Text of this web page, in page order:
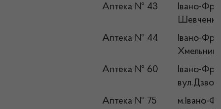
Аптека № 43
Івано-
Аптека № 44
Івано-
Аптека № 60
Івано-
Аптека № 75
м.Івано-